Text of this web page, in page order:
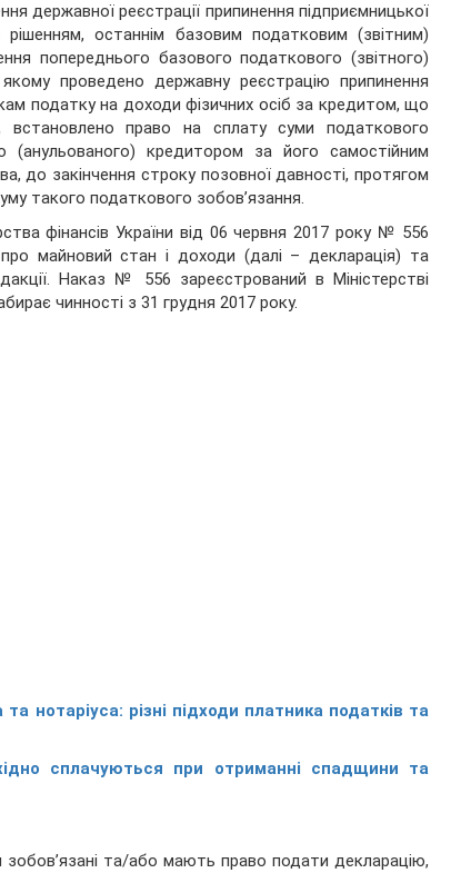
державної реєстрації припинення підприємницької
останнім базовим податковим (звітним)
попереднього базового податкового (звітного)
проведено державну реєстрацію припинення
податку на доходи фізичних осіб за кредитом, що
право на сплату суми податкового
(анульованого) кредитором за його самостійним
до закінчення строку позовної давності, протягом
такого податкового зобов’язання.
фінансів України від 06 червня 2017 року № 556
майновий стан і доходи (далі – декларація) та
Наказ № 556 зареєстрований в Міністерстві
чинності з 31 грудня 2017 року.
нотаріуса: різні підходи платника податків та
сплачуються при отриманні спадщини та
та/або мають право подати декларацію,